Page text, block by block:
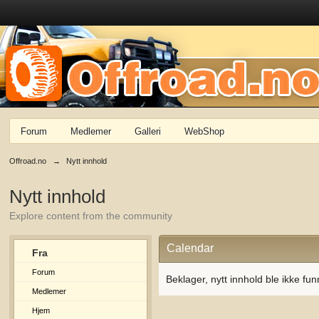
Forum Medlemer Galleri WebShop
Offroad.no → Nytt innhold
Nytt innhold
Explore content from the community
Fra
Forum
Medlemer
Hjem
Calendar
Beklager, nytt innhold ble ikke